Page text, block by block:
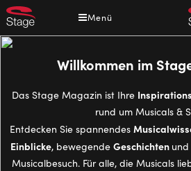
Direkt
zum
Inhalt
Menü
Willkommen im
Das Stage Magazin ist Ihre
rund um Musicals &
Entdecken Sie spannendes
Einblicke, bewegende Geschichten und
Musicalbesuch. Für alle, die Musicals